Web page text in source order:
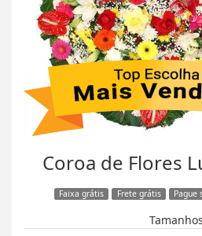
Coroa de Flores
Faixa grátis Frete grátis Pague
Tamanhos